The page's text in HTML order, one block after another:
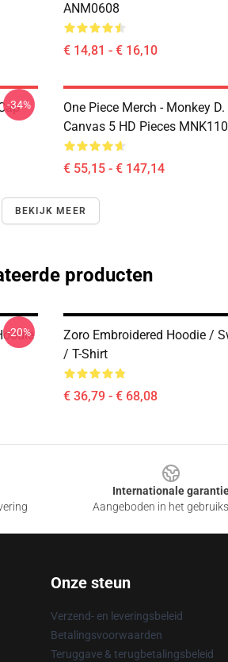
ANM0608
€ 14,81 - € 16,10
-34%
One Piece Merch - Monkey
Canvas 5 HD Pieces
€ 55,15 - € 147,14
BEKIJK MEER
producten
-20%
Zoro Embroidered Hoodie /
/ T-Shirt
€ 36,79 - € 68,08
Internationale
Aangeboden in het
Onze steun
Verzend- en leveringsbeleid
Betalingsvoorwaarden
Teruggave & terugbetalingsbeleid